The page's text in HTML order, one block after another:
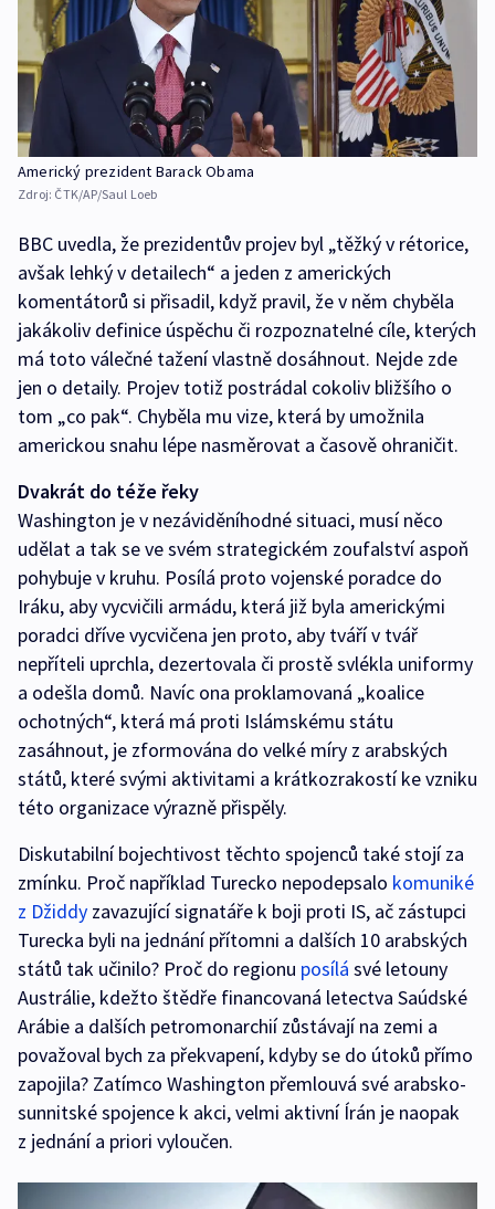
Americký prezident Barack Obama
Zdroj: ČTK/AP/Saul Loeb
BBC uvedla, že prezidentův projev byl „těžký v rétorice,
avšak lehký v detailech“ a jeden z amerických
komentátorů si přisadil, když pravil, že v něm chyběla
jakákoliv definice úspěchu či rozpoznatelné cíle, kterých
má toto válečné tažení vlastně dosáhnout. Nejde zde
jen o detaily. Projev totiž postrádal cokoliv bližšího o
tom „co pak“. Chyběla mu vize, která by umožnila
americkou snahu lépe nasměrovat a časově ohraničit.
Dvakrát do téže řeky
Washington je v nezáviděníhodné situaci, musí něco
udělat a tak se ve svém strategickém zoufalství aspoň
pohybuje v kruhu. Posílá proto vojenské poradce do
Iráku, aby vycvičili armádu, která již byla americkými
poradci dříve vycvičena jen proto, aby tváří v tvář
nepříteli uprchla, dezertovala či prostě svlékla uniformy
a odešla domů. Navíc ona proklamovaná „koalice
ochotných“, která má proti Islámskému státu
zasáhnout, je zformována do velké míry z arabských
států, které svými aktivitami a krátkozrakostí ke vzniku
této organizace výrazně přispěly.
Diskutabilní bojechtivost těchto spojenců také stojí za
zmínku. Proč například Turecko nepodepsalo komuniké
z Džiddy zavazující signatáře k boji proti IS, ač zástupci
Turecka byli na jednání přítomni a dalších 10 arabských
států tak učinilo? Proč do regionu posílá své letouny
Austrálie, kdežto štědře financovaná letectva Saúdské
Arábie a dalších petromonarchií zůstávají na zemi a
považoval bych za překvapení, kdyby se do útoků přímo
zapojila? Zatímco Washington přemlouvá své arabsko-
sunnitské spojence k akci, velmi aktivní Írán je naopak
z jednání a priori vyloučen.